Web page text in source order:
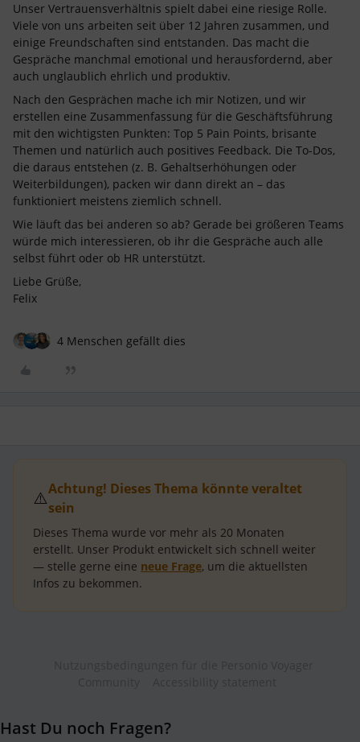
Unser Vertrauensverhältnis spielt dabei eine riesige Rolle.
Viele von uns arbeiten seit über 12 Jahren zusammen, und
einige Freundschaften sind entstanden. Das macht die
Gespräche manchmal emotional und herausfordernd, aber
auch unglaublich ehrlich und produktiv.
Nach den Gesprächen mache ich mir Notizen, und wir
erstellen eine Zusammenfassung für die Geschäftsführung
mit den wichtigsten Punkten: Top 5 Pain Points, brisante
Themen und natürlich auch positives Feedback. Die To-Dos,
die daraus entstehen (z. B. Gehaltserhöhungen oder
Weiterbildungen), packen wir dann direkt an – das
funktioniert meistens ziemlich schnell.
Wie läuft das bei anderen so ab? Gerade bei größeren Teams
würde mich interessieren, ob ihr die Gespräche auch alle
selbst führt oder ob HR unterstützt.
Liebe Grüße,
Felix
4 Menschen gefällt dies
⚠️Achtung! Dieses Thema könnte veraltet
sein
Dieses Thema wurde vor mehr als 20 Monaten
erstellt. Unser Produkt entwickelt sich schnell weiter
— stelle gerne eine neue Frage, um die aktuellsten
Infos zu bekommen.
Hast Du noch Fragen?